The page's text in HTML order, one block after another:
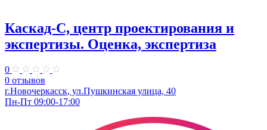
Каскад-С, центр проектирования и
экспертизы. Оценка, экспертиза
0
0 отзывов
г.Новочеркасск, ул.Пушкинская улица, 40
Пн-Пт 09:00-17:00